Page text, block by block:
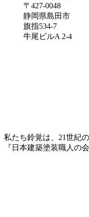
〒427-0048
静岡県島田市
旗指534-7
牛尾ビルA 2-4
私たち鈴覚は、21世紀
『日本建築塗装職人の